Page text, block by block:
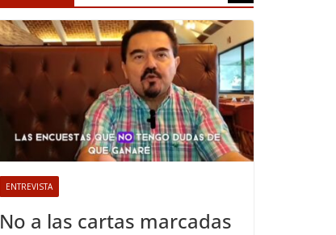
ENTREVISTA
No a las cartas marcadas